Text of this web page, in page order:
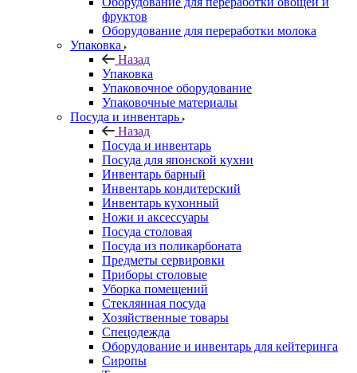
фруктов
Оборудование для переработки молока
Упаковка
Назад
Упаковка
Упаковочное оборудование
Упаковочные материалы
Посуда и инвентарь
Назад
Посуда и инвентарь
Посуда для японской кухни
Инвентарь барный
Инвентарь кондитерский
Инвентарь кухонный
Ножи и аксессуары
Посуда столовая
Посуда из поликарбоната
Предметы сервировки
Приборы столовые
Уборка помещений
Стеклянная посуда
Хозяйственные товары
Спецодежда
Оборудование и инвентарь для кейтеринга
Сиропы